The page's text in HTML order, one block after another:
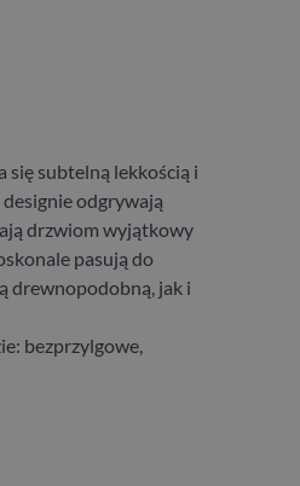
subtelną lekkością i
odgrywają
drzwiom wyjątkowy
pasują do
drewnopodobną, jak i
bezprzylgowe,